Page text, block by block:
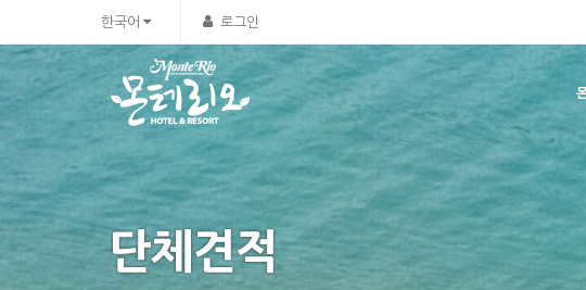
한국어 로그인
단체견적
Sketchbook5, 스케치북5